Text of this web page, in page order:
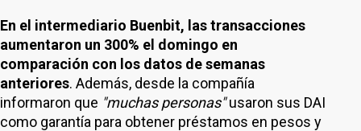
En el intermediario Buenbit, las transacciones
aumentaron un 300% el domingo en
comparación con los datos de semanas
anteriores. Además, desde la compañía
informaron que "muchas personas"usaron sus DAI
como garantía para obtener préstamos en pesos y